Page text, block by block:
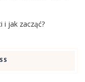
i jak zacząć?